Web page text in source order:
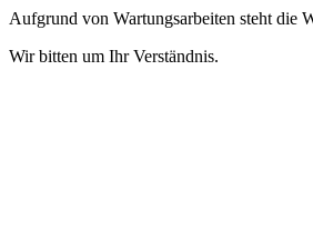
Aufgrund von Wartungsarbeiten steht die
Wir bitten um Ihr Verständnis.